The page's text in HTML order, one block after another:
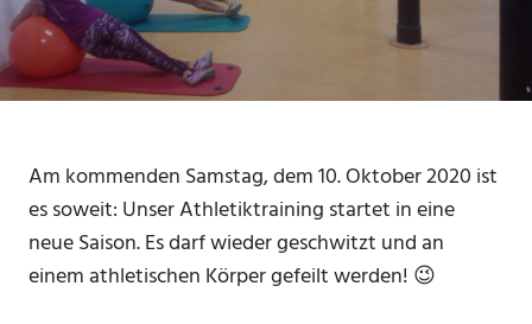
Am kommenden Samstag, dem 10. Oktober 2020 ist
es soweit: Unser Athletiktraining startet in eine
neue Saison. Es darf wieder geschwitzt und an
einem athletischen Körper gefeilt werden! 😉